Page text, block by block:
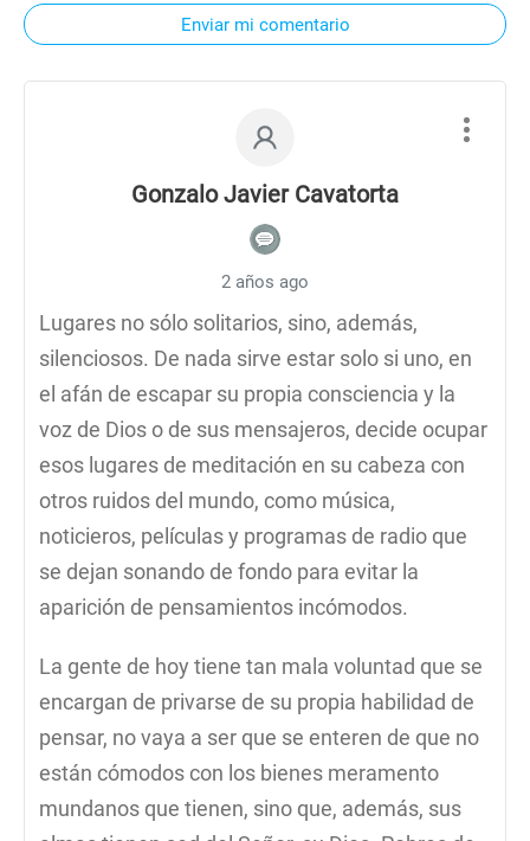
Enviar mi comentario
Gonzalo Javier Cavatorta
2 años ago
Lugares no sólo solitarios, sino, además,
silenciosos. De nada sirve estar solo si uno, en
el afán de escapar su propia consciencia y la
voz de Dios o de sus mensajeros, decide ocupar
esos lugares de meditación en su cabeza con
otros ruidos del mundo, como música,
noticieros, películas y programas de radio que
se dejan sonando de fondo para evitar la
aparición de pensamientos incómodos.
La gente de hoy tiene tan mala voluntad que se
encargan de privarse de su propia habilidad de
pensar, no vaya a ser que se enteren de que no
están cómodos con los bienes meramento
mundanos que tienen, sino que, además, sus